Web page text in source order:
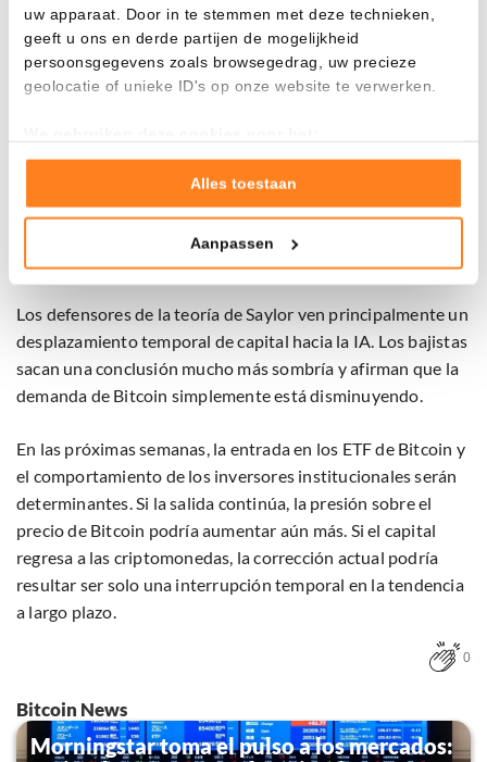
uw apparaat. Door in te stemmen met deze technieken,
geeft u ons en derde partijen de mogelijkheid
persoonsgegevens zoals browsegedrag, uw precieze
geolocatie of unieke ID's op onze website te verwerken.
Goed laten functioneren van deze website
Verzamelen van gebruiksstatistieken
Tonen en meten van relevante advertenties
Klik hieronder om ons toestemming te geven om deze
bezwaar tegen bedrijven die persoonsgegevens verwerken
op basis van gerechtvaardigd belang. U kunt uw privacy-
instellingen te allen tijde inzien en bijwerken door op de
tekst 'cookies' te klikken onderaan de pagina. Voor meer
Alles toestaan
Aanpassen
Un comerciante popular en X escribió incluso que Bitcoin
parece actualmente «roto» y señaló específicamente la
venta por parte de la empresa de Saylor.
Por qué algunos analistas están preocupados
Mientras los mercados de valores y varias materias primas
cotizan cerca de niveles récord, Bitcoin queda atrás. Esto
alimenta el debate sobre la causa de la corrección actual.
Los defensores de la teoría de Saylor ven principalmente un
desplazamiento temporal de capital hacia la IA. Los bajistas
sacan una conclusión mucho más sombría y afirman que la
demanda de Bitcoin simplemente está disminuyendo.
En las próximas semanas, la entrada en los ETF de Bitcoin y
el comportamiento de los inversores institucionales serán
determinantes. Si la salida continúa, la presión sobre el
precio de Bitcoin podría aumentar aún más. Si el capital
regresa a las criptomonedas, la corrección actual podría
resultar ser solo una interrupción temporal en la tendencia
a largo plazo.
0
Bitcoin News
Morningstar toma el pulso a los mercados: